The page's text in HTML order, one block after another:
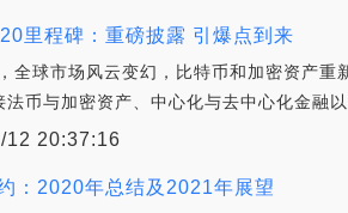
里程碑：重磅披露 引爆点到来
全球市场风云变幻，比特币和加密资产
法币与加密资产、中心化与去中心化金融
12 20:37:16
：2020年总结及2021年展望